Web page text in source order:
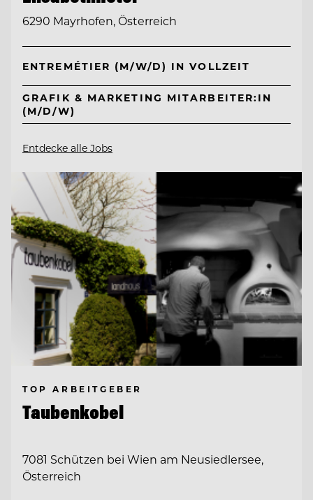
6290 Mayrhofen, Österreich
ENTREMÉTIER (M/W/D) IN VOLLZEIT
GRAFIK & MARKETING MITARBEITER:IN
(M/D/W)
Entdecke alle Jobs
TOP ARBEITGEBER
Taubenkobel
7081 Schützen bei Wien am Neusiedlersee,
Österreich